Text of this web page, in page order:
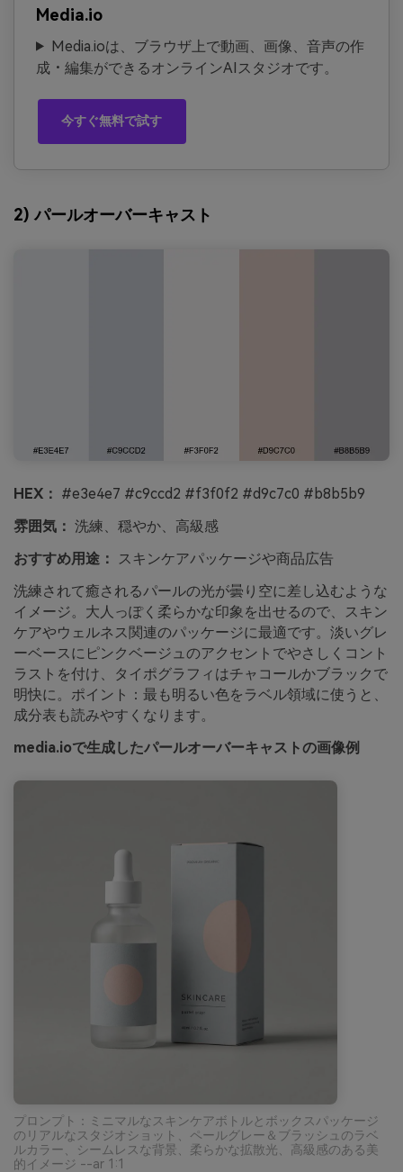
Media.io
Media.ioは、ブラウザ上で動画、画像、音声の作
成・編集ができるオンラインAIスタジオです。
今すぐ無料で試す
2) パールオーバーキャスト
HEX： #e3e4e7 #c9ccd2 #f3f0f2 #d9c7c0 #b8b5b9
雰囲気： 洗練、穏やか、高級感
おすすめ用途： スキンケアパッケージや商品広告
洗練されて癒されるパールの光が曇り空に差し込むような
イメージ。大人っぽく柔らかな印象を出せるので、スキン
ケアやウェルネス関連のパッケージに最適です。淡いグレ
ーベースにピンクベージュのアクセントでやさしくコント
ラストを付け、タイポグラフィはチャコールかブラックで
明快に。ポイント：最も明るい色をラベル領域に使うと、
成分表も読みやすくなります。
media.ioで生成したパールオーバーキャストの画像例
プロンプト：ミニマルなスキンケアボトルとボックスパッケージ
のリアルなスタジオショット、ペールグレー＆ブラッシュのラベ
ルカラー、シームレスな背景、柔らかな拡散光、高級感のある美
的イメージ --ar 1:1